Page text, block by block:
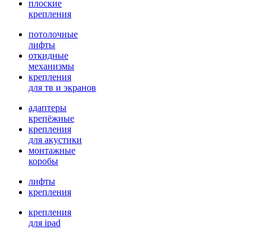
плоские
крепления
потолочные
лифты
откидные
механизмы
крепления
для тв и экранов
адаптеры
крепёжные
крепления
для акустики
монтажные
коробы
лифты
крепления
крепления
для ipad